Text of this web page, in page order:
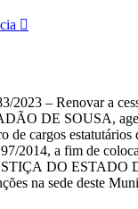
2023 – Renovar a
DE SOUSA,
de cargos estatutários
2014, a fim de
DO ESTADO
na sede deste